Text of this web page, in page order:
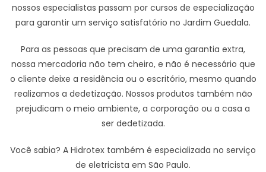
nossos especialistas passam por cursos de especialização
para garantir um serviço satisfatório no Jardim Guedala.
Para as pessoas que precisam de uma garantia extra,
nossa mercadoria não tem cheiro, e não é necessário que
o cliente deixe a residência ou o escritório, mesmo quando
realizamos a dedetização. Nossos produtos também não
prejudicam o meio ambiente, a corporação ou a casa a
ser dedetizada.
Você sabia? A Hidrotex também é especializada no serviço
de eletricista em São Paulo.